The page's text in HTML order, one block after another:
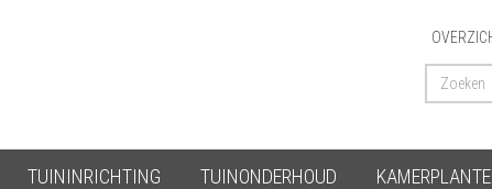
TUININRICHTING TUINONDERHOUD